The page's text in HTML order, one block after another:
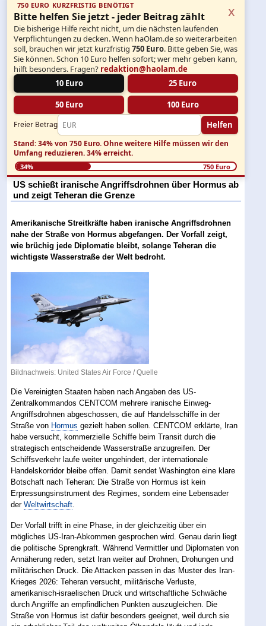
750 EURO KURZFRISTIG BENÖTIGT
Bitte helfen Sie jetzt - jeder Beitrag zählt
Die bisherige Hilfe reicht nicht, um die nächsten laufenden
Verpflichtungen zu decken. Wenn haOlam.de so weiterarbeiten
soll, brauchen wir jetzt kurzfristig750 Euro. Bitte geben Sie, was
Sie können. Schon 10 Euro helfen sofort; wer mehr geben kann,
hilft besonders. Fragen? redaktion@haolam.de
10 Euro
25 Euro
50 Euro 100 Euro
Freier Betrag Helfen
x
Stand: 34% von 750 Euro.Ohne weitere Hilfe müssen wir den
Umfang reduzieren.34% erreicht.
34% 750 Euro
US schießt iranische Angriffsdrohnen über Hormus ab
und zeigt Teheran die Grenze
Amerikanische Streitkräfte haben iranische Angriffsdrohnen
nahe der Straße von Hormus abgefangen. Der Vorfall zeigt,
wie brüchig jede Diplomatie bleibt, solange Teheran die
wichtigste Wasserstraße der Welt bedroht.
Bildnachweis: United States Air Force /Quelle
Die Vereinigten Staaten haben nach Angaben des US-
Zentralkommandos CENTCOM mehrere iranische Einweg-
Angriffsdrohnen abgeschossen, die auf Handelsschiffe in der
Straße von Hormus gezielt haben sollen. CENTCOM erklärte, Iran
habe versucht, kommerzielle Schiffe beim Transit durch die
strategisch entscheidende Wasserstraße anzugreifen. Der
Schiffsverkehr laufe weiter ungehindert, der internationale
Handelskorridor bleibe offen. Damit sendet Washington eine klare
Botschaft nach Teheran: Die Straße von Hormus ist kein
Erpressungsinstrument des Regimes, sondern eine Lebensader
derWeltwirtschaft
Der Vorfall trifft in eine Phase, in der gleichzeitig über ein
mögliches US-Iran-Abkommen gesprochen wird. Genau darin liegt
die politische Sprengkraft. Während Vermittler und Diplomaten von
Annäherung reden, setzt Iran weiter auf Drohnen, Drohungen und
militärischen Druck. Die Attacken passen in das Muster des Iran-
Krieges 2026: Teheran versucht, militärische Verluste,
amerikanisch-israelischen Druck und wirtschaftliche Schwäche
durch Angriffe an empfindlichen Punkten auszugleichen. Die
Straße von Hormus ist dafür besonders geeignet, weil durch sie